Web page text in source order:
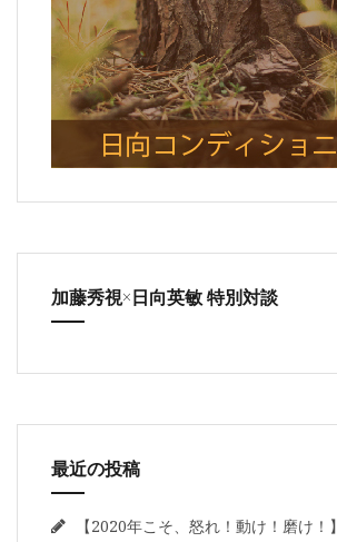
加藤秀視×日向英敏 特別対談
最近の投稿
【2020年こそ、怒れ！動け！磨け！】